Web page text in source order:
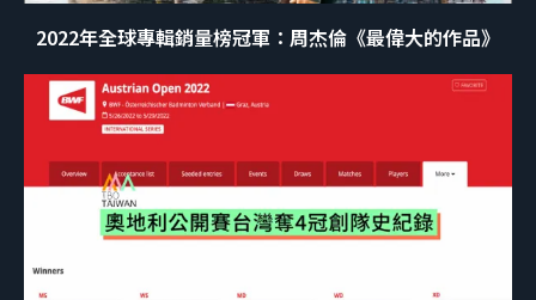
2022年全球專輯銷量榜冠軍：周杰倫《最偉大的作品》